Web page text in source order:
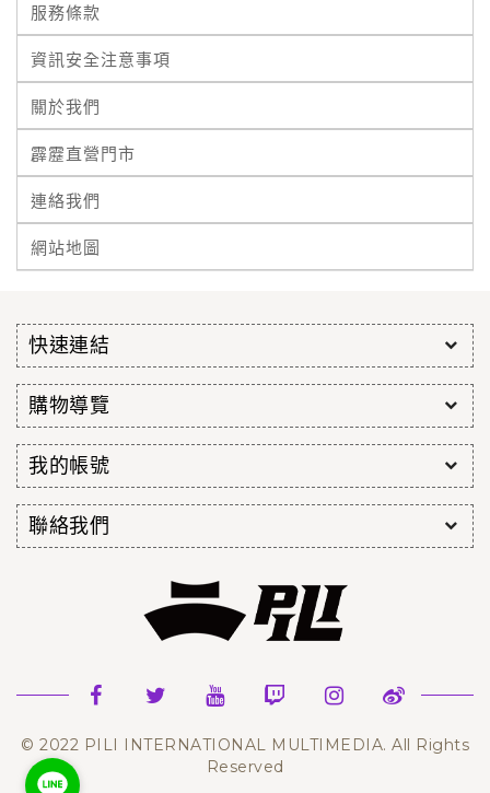
服務條款
資訊安全注意事項
關於我們
霹靂直營門市
連絡我們
網站地圖
快速連結
購物導覽
我的帳號
聯絡我們
© 2022 PILI INTERNATIONAL MULTIMEDIA. All Rights
Reserved